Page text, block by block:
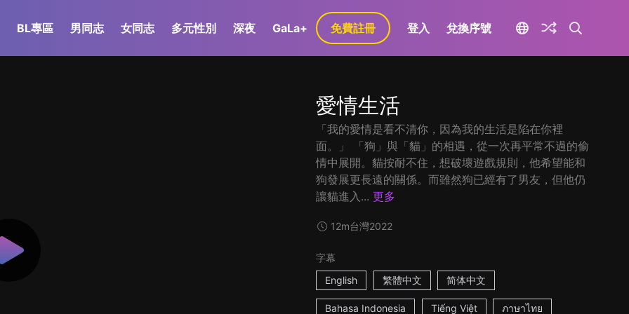
BL專區 男同志 女同志 多元性別 深夜 GaLa+ 免費註冊 登入 兌換序號
愛情生活
「我的愛情是看不清你，因為我的生活是陷在你裡
面。」 「狗」與「貓」的相遇，從一次再平常不過的偷
情中展開。貓按耐不住，想破壞遊戲規則，他希望能和
狗發展更長遠的關係。而雖然狗已經有了男友，但他仍
讓貓進入... 更多
12m台灣2022
字幕
English
繁體中文 简体中文
Bahasa Indonesia Tiếng Việt ภาษาไทย